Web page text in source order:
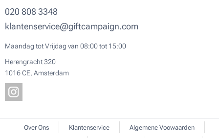
020 808 3348
klantenservice@giftcampaign.com
Maandag tot Vrijdag van 08:00 tot 15:00
Herengracht 320
1016 CE, Amsterdam
Over Ons Klantenservice
Algemene Voowaarden